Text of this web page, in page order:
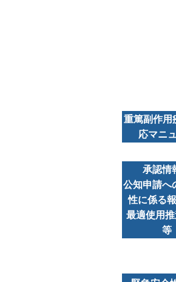
重篤副作用
応マニ
承認情
公知申請へ
性に係る
最適使用
等